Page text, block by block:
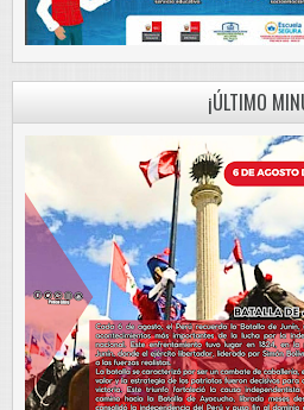
¡ÚLTIMO